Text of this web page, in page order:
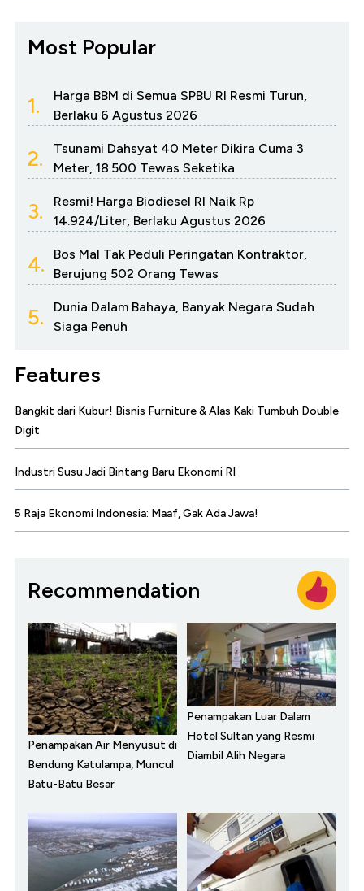
Most Popular
1.
Harga BBM di Semua SPBU RI Resmi Turun,
Berlaku 6 Agustus 2026
2.
Tsunami Dahsyat 40 Meter Dikira Cuma 3
Meter, 18.500 Tewas Seketika
3.
Resmi! Harga Biodiesel RI Naik Rp
14.924/Liter, Berlaku Agustus 2026
4.
Bos Mal Tak Peduli Peringatan Kontraktor,
Berujung 502 Orang Tewas
5.
Dunia Dalam Bahaya, Banyak Negara Sudah
Siaga Penuh
Features
Bangkit dari Kubur! Bisnis Furniture & Alas Kaki Tumbuh Double
Digit
Industri Susu Jadi Bintang Baru Ekonomi RI
5 Raja Ekonomi Indonesia: Maaf, Gak Ada Jawa!
Recommendation
Penampakan Air Menyusut di
Bendung Katulampa, Muncul
Batu-Batu Besar
Penampakan Luar Dalam
Hotel Sultan yang Resmi
Diambil Alih Negara